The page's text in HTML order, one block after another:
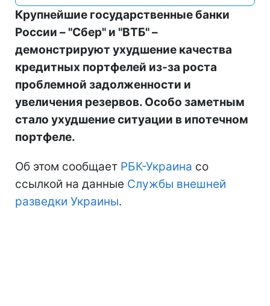
Крупнейшие государственные банки
России – "Сбер" и "ВТБ" –
демонстрируют ухудшение качества
кредитных портфелей из-за роста
проблемной задолженности и
увеличения резервов. Особо заметным
стало ухудшение ситуации в ипотечном
портфеле.
Об этом сообщает РБК-Украина со
ссылкой на данные Службы внешней
разведки Украины.